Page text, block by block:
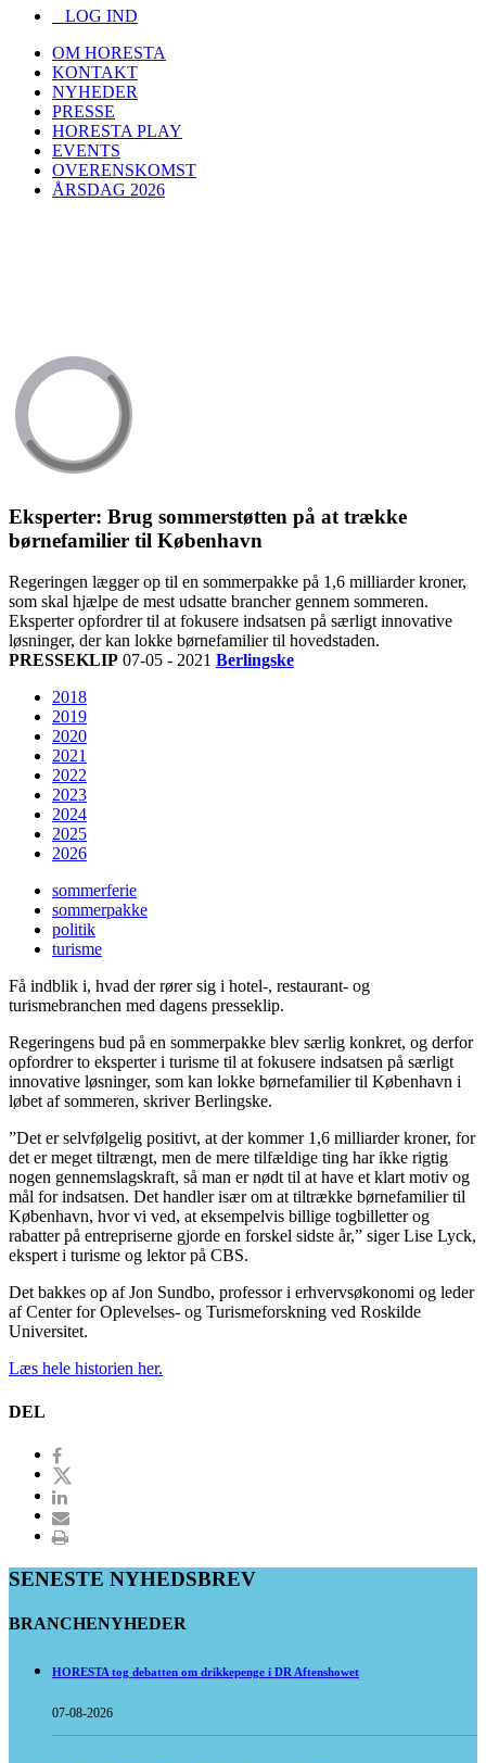
LOG IND
OM HORESTA
KONTAKT
NYHEDER
PRESSE
HORESTA PLAY
EVENTS
OVERENSKOMST
ÅRSDAG 2026
Eksperter: Brug sommerstøtten på at trække
børnefamilier til København
Regeringen lægger op til en sommerpakke på 1,6 milliarder kroner,
som skal hjælpe de mest udsatte brancher gennem sommeren.
Eksperter opfordrer til at fokusere indsatsen på særligt innovative
løsninger, der kan lokke børnefamilier til hovedstaden.
PRESSEKLIP 07-05 - 2021 Berlingske
2018
2019
2020
2021
2022
2023
2024
2025
2026
sommerferie
sommerpakke
politik
turisme
Få indblik i, hvad der rører sig i hotel-, restaurant- og
turismebranchen med dagens presseklip.
Regeringens bud på en sommerpakke blev særlig konkret, og derfor
opfordrer to eksperter i turisme til at fokusere indsatsen på særligt
innovative løsninger, som kan lokke børnefamilier til København i
løbet af sommeren, skriver Berlingske.
”Det er selvfølgelig positivt, at der kommer 1,6 milliarder kroner, for
det er meget tiltrængt, men de mere tilfældige ting har ikke rigtig
nogen gennemslagskraft, så man er nødt til at have et klart motiv og
mål for indsatsen. Det handler især om at tiltrække børnefamilier til
København, hvor vi ved, at eksempelvis billige togbilletter og
rabatter på entrepriserne gjorde en forskel sidste år,” siger Lise Lyck,
ekspert i turisme og lektor på CBS.
Det bakkes op af Jon Sundbo, professor i erhvervsøkonomi og leder
af Center for Oplevelses- og Turismeforskning ved Roskilde
Universitet.
Læs hele historien her.
DEL
SENESTE NYHEDSBREV
BRANCHENYHEDER
HORESTA tog debatten om drikkepenge i DR Aftenshowet
07-08-2026